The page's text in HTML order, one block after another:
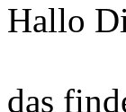
Hallo
das